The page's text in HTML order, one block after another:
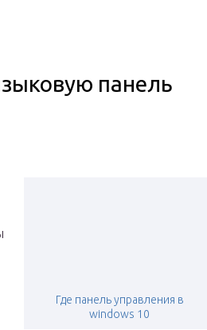
панель
Где панель управления в
windows 10